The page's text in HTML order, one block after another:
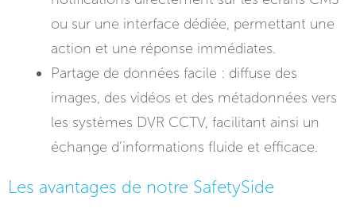
ou sur une interface dédiée, permettant une
action et une réponse immédiates.
Partage de données facile : diffuse des
images, des vidéos et des métadonnées vers
les systèmes DVR CCTV, facilitant ainsi un
échange d’informations fluide et efficace.
Les avantages de notre SafetySide​